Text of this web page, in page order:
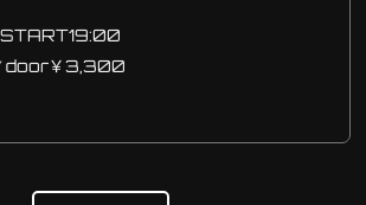
￥3,300